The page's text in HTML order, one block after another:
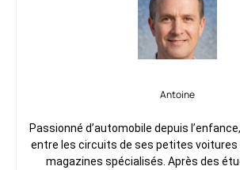
Antoine
Passionné d’automobile depuis
entre les circuits de ses petites voitures
magazines spécialisés. Après des